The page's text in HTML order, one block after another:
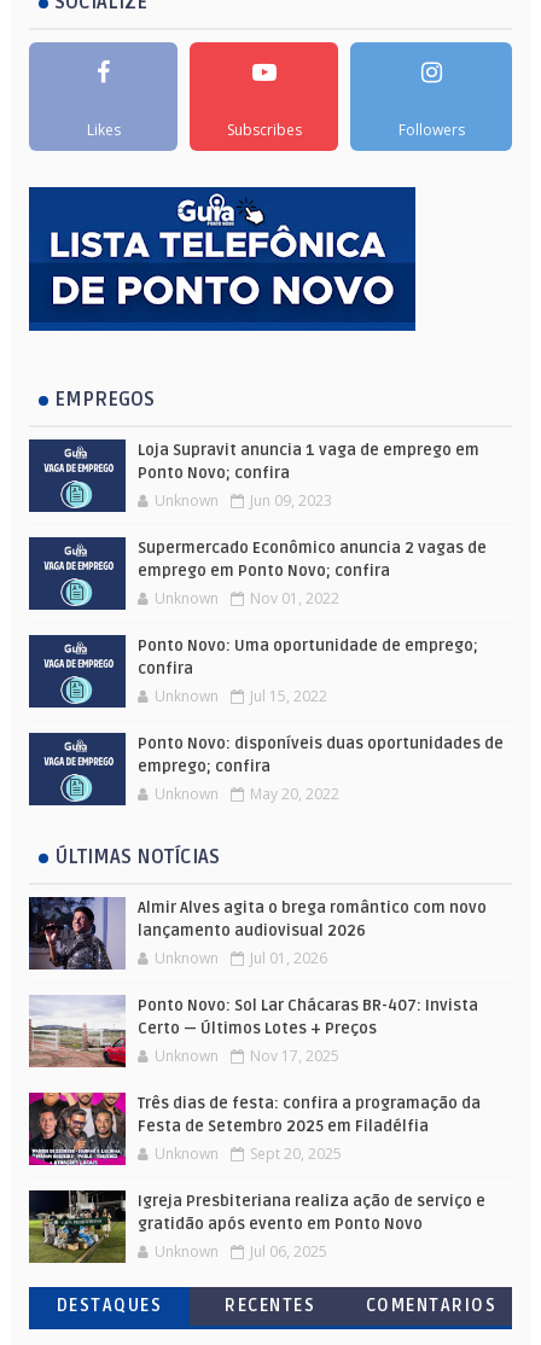
Likes Subscribes Followers
EMPREGOS
Loja Supravit anuncia 1 vaga de emprego em
Ponto Novo; confira
Unknown Jun 09, 2023
Supermercado Econômico anuncia 2 vagas de
emprego em Ponto Novo; confira
Unknown Nov 01, 2022
Ponto Novo: Uma oportunidade de emprego;
confira
Unknown Jul 15, 2022
Ponto Novo: disponíveis duas oportunidades de
emprego; confira
Unknown May 20, 2022
ÚLTIMAS NOTÍCIAS
Almir Alves agita o brega romântico com novo
lançamento audiovisual 2026
Unknown Jul 01, 2026
Ponto Novo: Sol Lar Chácaras BR-407: Invista
Certo — Últimos Lotes + Preços
Unknown Nov 17, 2025
Três dias de festa: confira a programação da
Festa de Setembro 2025 em Filadélfia
Unknown Sept 20, 2025
Igreja Presbiteriana realiza ação de serviço e
gratidão após evento em Ponto Novo
Unknown Jul 06, 2025
DESTAQUES RECENTES COMENTARIOS